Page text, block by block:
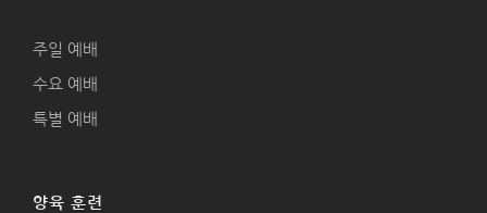
주일 예배
수요 예배
특별 예배
양육 훈련